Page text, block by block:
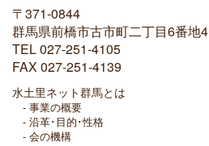
〒371-0844
群馬県前橋市古市町二丁目6番地4
TEL 027-251-4105
FAX 027-251-4139
水土里ネット群馬とは
事業の概要
沿革･目的･性格
会の機構